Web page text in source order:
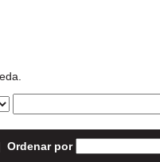
Ordenar por